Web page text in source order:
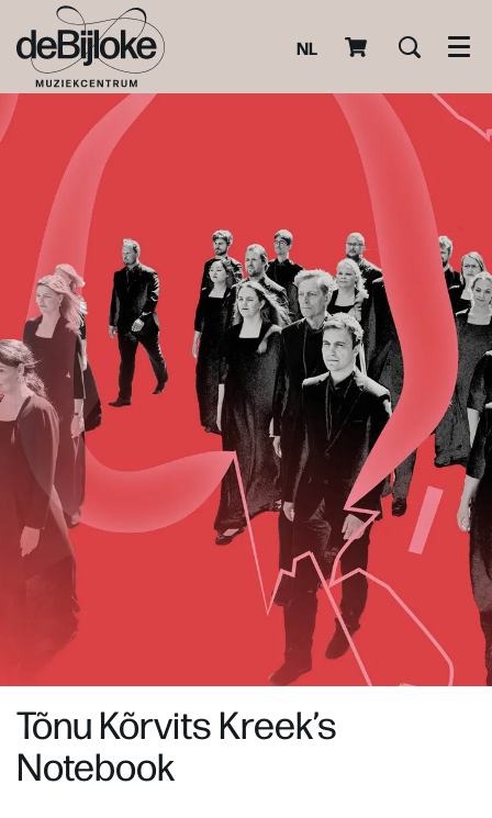
NL
Tõnu Kõrvits Kreek’s
Notebook